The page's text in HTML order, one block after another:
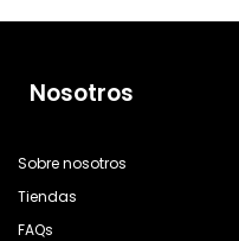
Nosotros
Sobre nosotros
Tiendas
FAQs